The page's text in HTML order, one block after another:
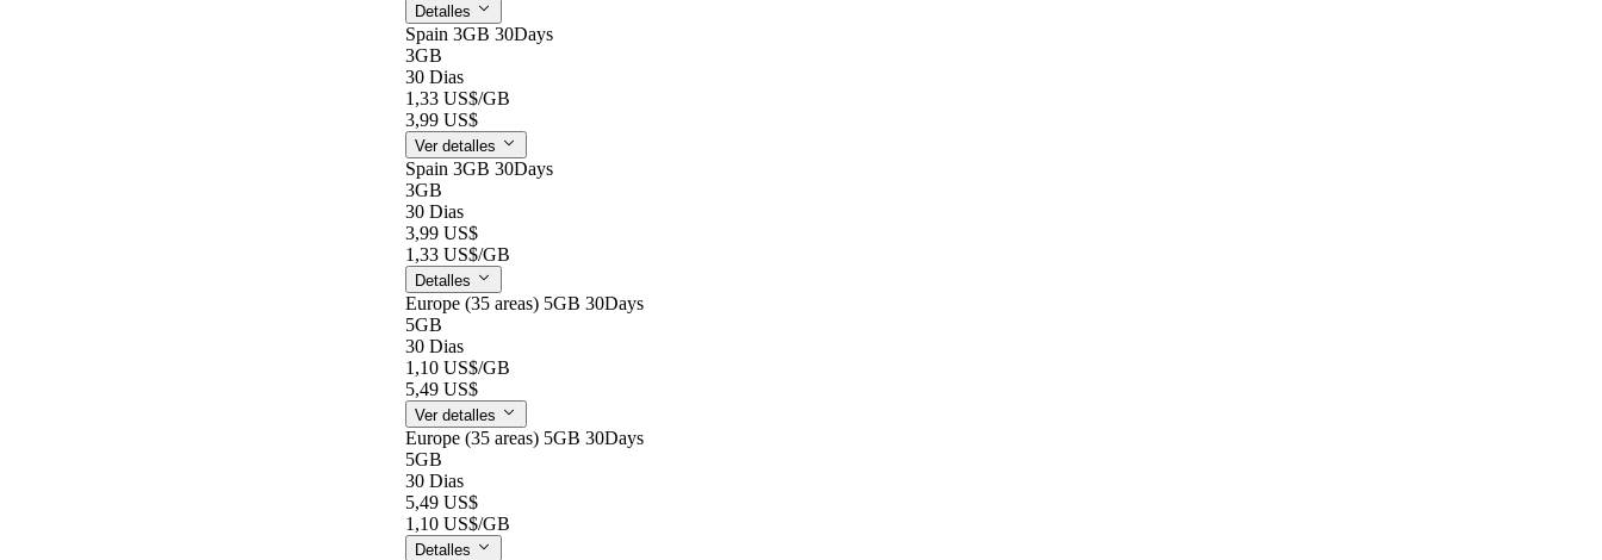
Detalles
Spain 3GB 30Days
3GB
30 Dias
1,33 US$/GB
3,99 US$
Ver detalles
Spain 3GB 30Days
3GB
30 Dias
3,99 US$
1,33 US$/GB
Detalles
Europe (35 areas) 5GB 30Days
5GB
30 Dias
1,10 US$/GB
5,49 US$
Ver detalles
Europe (35 areas) 5GB 30Days
5GB
30 Dias
5,49 US$
1,10 US$/GB
Detalles